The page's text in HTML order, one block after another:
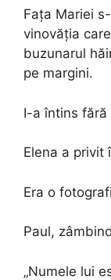
Fața Mariei
vinovăția
buzunarul
pe margini.
I-a întins fără
Elena a privit
Era o
Paul,
„Numele lui